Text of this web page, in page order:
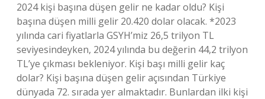
2024 kişi başına düşen gelir ne kadar oldu? Kişi
başına düşen milli gelir 20.420 dolar olacak. *2023
yılında cari fiyatlarla GSYH’miz 26,5 trilyon TL
seviyesindeyken, 2024 yılında bu değerin 44,2 trilyon
TL’ye çıkması bekleniyor. Kişi başı milli gelir kaç
dolar? Kişi başına düşen gelir açısından Türkiye
dünyada 72. sırada yer almaktadır. Bunlardan ilki kişi